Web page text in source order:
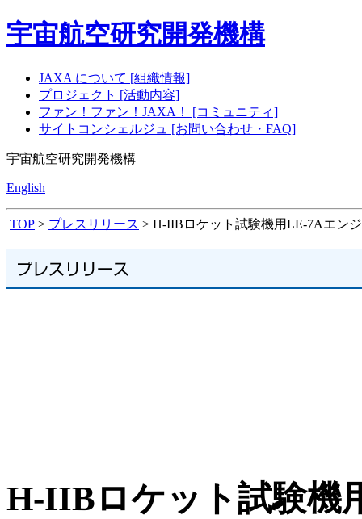
宇宙航空研究開発機構
JAXA について [組織情報]
プロジェクト [活動内容]
ファン！ファン！JAXA！ [コミュニティ]
サイトコンシェルジュ [お問い合わせ・FAQ]
宇宙航空研究開発機構
English
TOP > プレスリリース > H-IIBロケット試験機用LE-7Aエン
H-IIBロケット試験機